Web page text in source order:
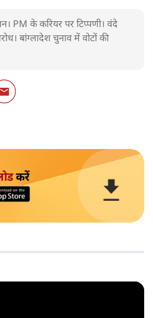
PM के करियर पर टिप्पणी। वंदे
बांग्लादेश चुनाव में वोटों की
करें